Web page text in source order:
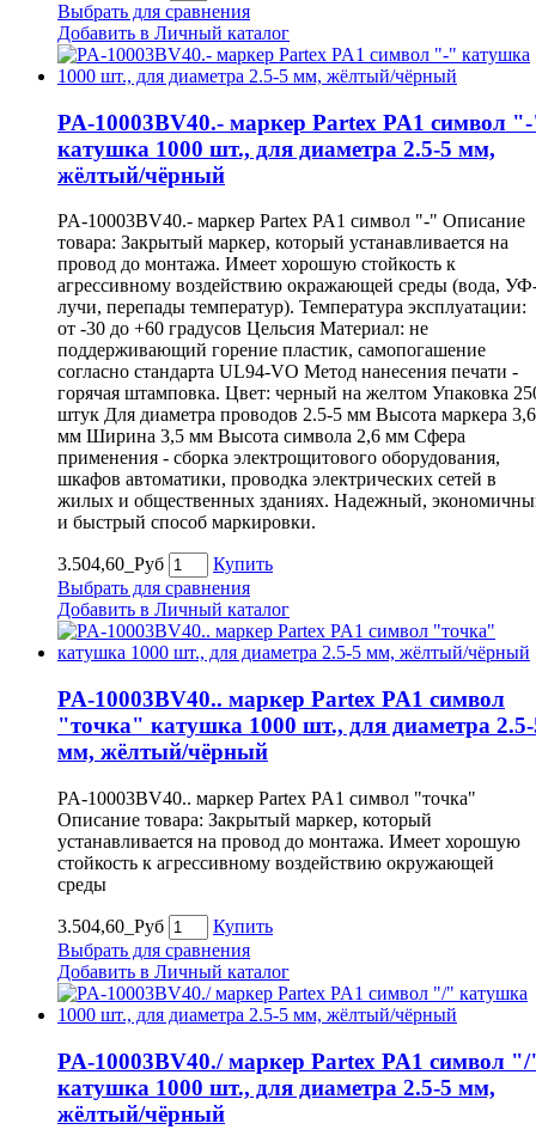
Выбрать для сравнения
Добавить в Личный каталог
PA-10003BV40.- маркер Partex PA1 символ
катушка 1000 шт., для диаметра 2.5-5 мм,
жёлтый/чёрный
PA-10003BV40.- маркер Partex PA1 символ "-" Описание
товара: Закрытый маркер, который устанавливается на
провод до монтажа. Имеет хорошую стойкость к
агрессивному воздействию окражающей среды (вода,
лучи, перепады температур). Температура эксплуатации:
от -30 до +60 градусов Цельсия Материал: не
поддерживающий горение пластик, самопогашение
согласно стандарта UL94-VO Метод нанесения печати -
горячая штамповка. Цвет: черный на желтом Упаковка
штук Для диаметра проводов 2.5-5 мм Высота маркера 3,6
мм Ширина 3,5 мм Высота символа 2,6 мм Сфера
применения - сборка электрощитового оборудования,
шкафов автоматики, проводка электрических сетей в
жилых и общественных зданиях. Надежный,
и быстрый способ маркировки.
3.504,60_Руб
Купить
Выбрать для сравнения
Добавить в Личный каталог
PA-10003BV40.. маркер Partex PA1 символ
"точка" катушка 1000 шт., для диаметра
мм, жёлтый/чёрный
PA-10003BV40.. маркер Partex PA1 символ "точка"
Описание товара: Закрытый маркер, который
устанавливается на провод до монтажа. Имеет хорошую
стойкость к агрессивному воздействию окружающей
среды
3.504,60_Руб
Купить
Выбрать для сравнения
Добавить в Личный каталог
PA-10003BV40./ маркер Partex PA1 символ
катушка 1000 шт., для диаметра 2.5-5 мм,
жёлтый/чёрный